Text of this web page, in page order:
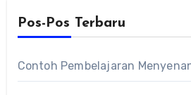
Pos-Pos Terbaru
Contoh Pembelajaran